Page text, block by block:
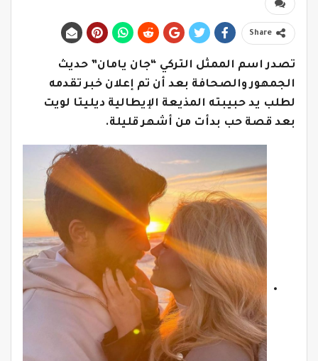
Share
تصدر اسم الممثل التركي “جان يامان” حديث
الجمهور والصحافة بعد أن تم إعلان خبر تقدمه
لطلب يد حبيبته المذيعة الإيطالية ديليتا لويت
بعد قصة حب بدأت من أشهر قليلة.